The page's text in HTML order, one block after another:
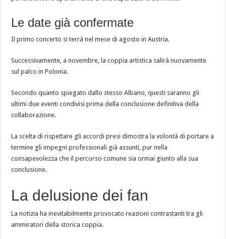
Le date già confermate
Il primo concerto si terrà nel mese di agosto in Austria.
Successivamente, a novembre, la coppia artistica salirà nuovamente
sul palco in Polonia.
Secondo quanto spiegato dallo stesso Albano, questi saranno gli
ultimi due eventi condivisi prima della conclusione definitiva della
collaborazione.
La scelta di rispettare gli accordi presi dimostra la volontà di portare a
termine gli impegni professionali già assunti, pur nella
consapevolezza che il percorso comune sia ormai giunto alla sua
conclusione.
La delusione dei fan
La notizia ha inevitabilmente provocato reazioni contrastanti tra gli
ammiratori della storica coppia.